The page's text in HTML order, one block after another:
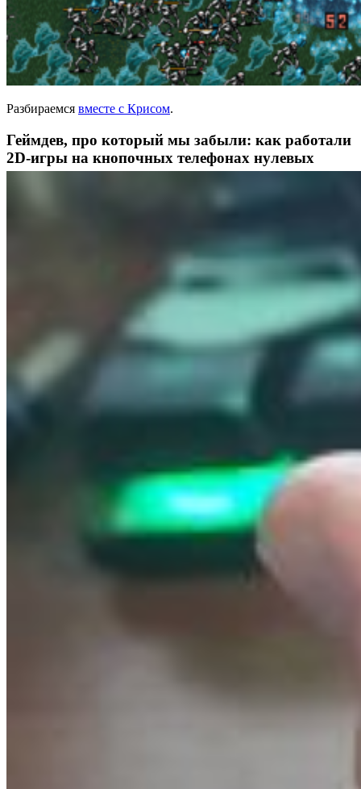
Разбираемся вместе с Крисом.
Геймдев, про который мы забыли: как работали
2D-игры на кнопочных телефонах нулевых